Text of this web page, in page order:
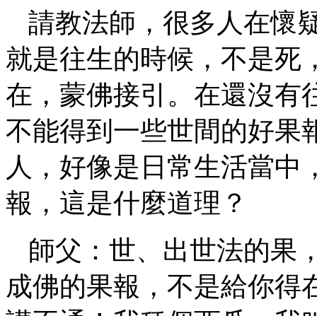
請教法師，很多人在懷
就是往生的時候，不是死
在，蒙佛接引。在還沒有
不能得到一些世間的好果
人，好像是日常生活當中
報，這是什麼道理？
師父：世、出世法的果
成佛的果報，不是給你得